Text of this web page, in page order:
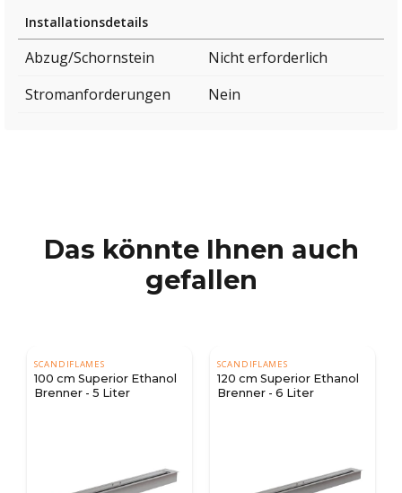
Installationsdetails
Abzug/Schornstein
Nicht erforderlich
Stromanforderungen
Nein
Das könnte Ihnen auch
gefallen
SCANDIFLAMES
100 cm Superior Ethanol
Brenner - 5 Liter
SCANDIFLAMES
120 cm Superior Ethanol
Brenner - 6 Liter